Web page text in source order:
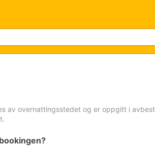
av overnattingsstedet og er oppgitt i